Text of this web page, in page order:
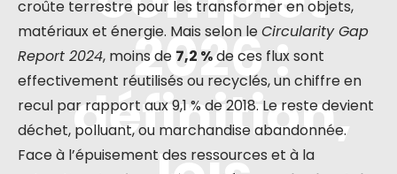
2026 :
définition,
croûte terrestre pour les transformer en objets,
matériaux et énergie. Mais selon leCircularity Gap
Report 2024, moins de 7,2 %de ces flux sont
effectivement réutilisés ou recyclés, un chiffre en
recul par rapport aux 9,1 % de 2018. Le reste devient
déchet, polluant, ou marchandise abandonnée.
Face à l’épuisement des ressources et à la